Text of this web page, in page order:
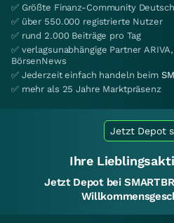
✅ Größte Finanz-Community
✅ über 550.000 registrierte Nutzer
✅ rund 2.000 Beiträge pro Tag
✅ verlagsunabhängige Partner
BörsenNews
✅ Jederzeit einfach handeln beim
✅ mehr als 25 Jahre Marktpräsenz
Jetzt Depot
Ihre
Jetzt Depot bei